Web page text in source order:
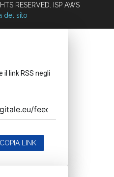
RESERVED. ISP AWS
del sito
il link RSS negli
COPIA LINK